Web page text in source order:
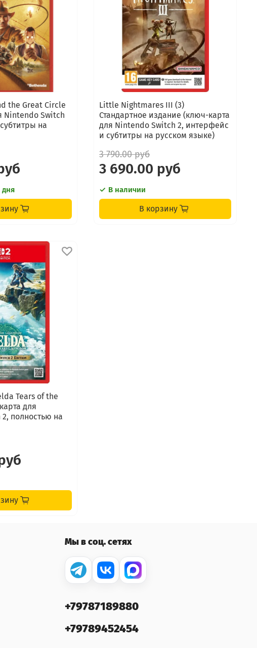
the Great Circle
Nintendo Switch
на
дня
Little Nightmares III (3)
Стандартное издание (ключ-карта
для Nintendo Switch 2, интерфейс
и субтитры на русском языке)
3 790.00 руб
3 690.00 руб
В наличии
В корзину
Tears of the
для
полностью на
Мы в соц. сетях
+79787189880
+79789452454